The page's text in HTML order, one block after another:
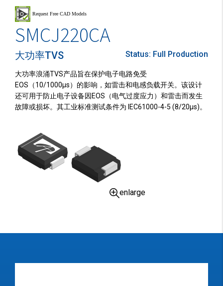
SMCJ220CA
大功率TVS Status: Full Production
大功率浪涌TVS产品旨在保护电子电路免受
EOS（10/1000µs）的影响，如雷击和电感负载开关。该设计
还可用于防止电子设备因EOS（电气过度应力）和雷击而发生
故障或损坏。其工业标准测试条件为 IEC61000-4-5 (8/20µs)。
enlarge